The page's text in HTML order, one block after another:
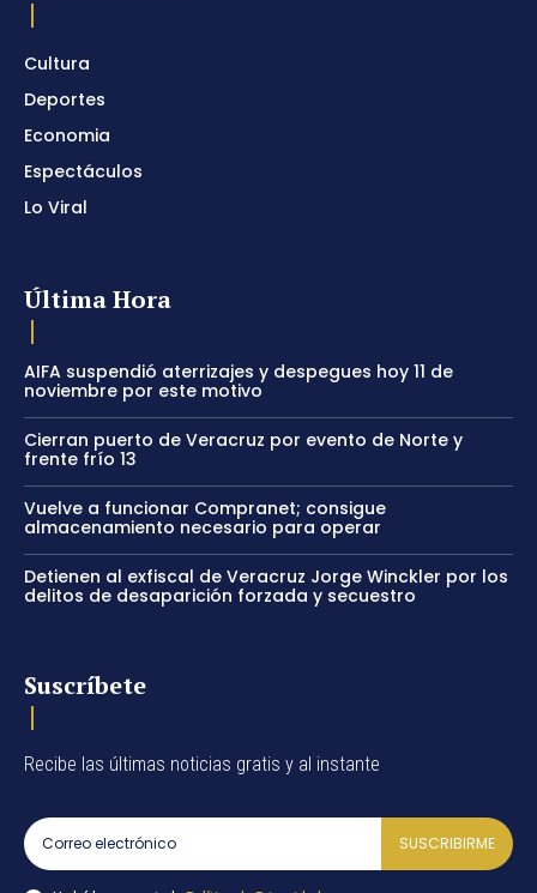
Cultura
Deportes
Economia
Espectáculos
Lo Viral
Última Hora
AIFA suspendió aterrizajes y despegues hoy 11 de
noviembre por este motivo
Cierran puerto de Veracruz por evento de Norte y
frente frío 13
Vuelve a funcionar Compranet; consigue
almacenamiento necesario para operar
Detienen al exfiscal de Veracruz Jorge Winckler por los
delitos de desaparición forzada y secuestro
Suscríbete
Recibe las últimas noticias gratis y al instante
SUSCRIBIRME